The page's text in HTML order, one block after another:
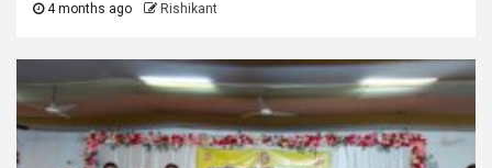
4 months ago Rishikant